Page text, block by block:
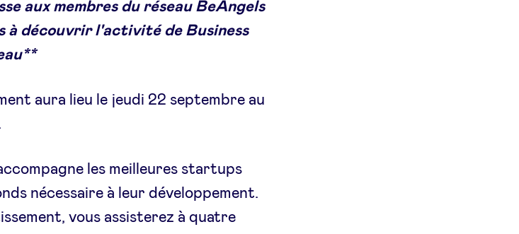
aux membres du réseau BeAngels
à découvrir l'activité de Business
aura lieu le jeudi 22 septembre au
les meilleures startups
nécessaire à leur développement.
vous assisterez à quatre